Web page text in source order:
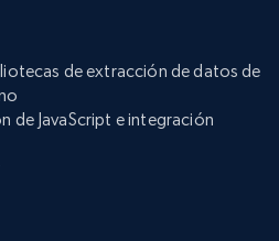
de extracción de datos de
de JavaScript e integración